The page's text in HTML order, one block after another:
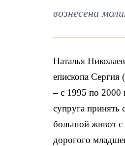
вознесена
Наталья
епископа Сергия
– с 1995 по 2000
супруга
большой живот с
дорогого